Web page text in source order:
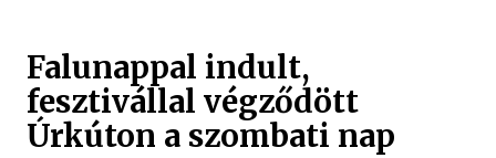
Falunappal indult,
fesztivállal végződött
Úrkúton a szombati nap